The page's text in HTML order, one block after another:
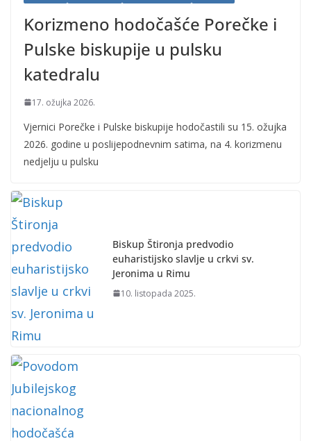
Korizmeno hodočašće Porečke i
Pulske biskupije u pulsku
katedralu
17. ožujka 2026.
Vjernici Porečke i Pulske biskupije hodočastili su 15. ožujka
2026. godine u poslijepodnevnim satima, na 4. korizmenu
nedjelju u pulsku
Biskup Štironja predvodio
euharistijsko slavlje u crkvi sv.
Jeronima u Rimu
10. listopada 2025.